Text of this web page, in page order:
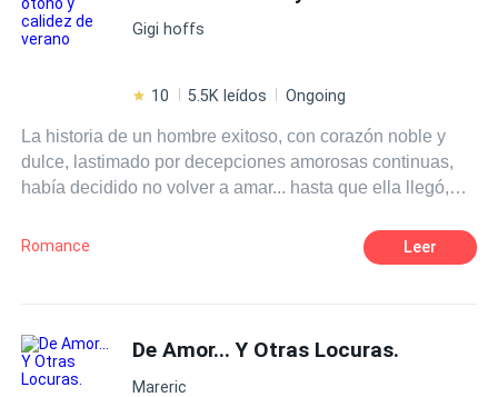
perseguirlo debido al hecho de que en la escuela era
conocido como el chico .~~~~~ Contiene las tres series
Matrimonio por Contrato
Gigi hoffs
10 5.5K leídos Ongoing
La historia de un hombre exitoso, con corazón noble y
dulce, lastimado por decepciones amorosas continuas,
había decidido no volver a amar... hasta que ella llegó,
nada parecido a lo que el había tenido en su vida, por lo
que no advirtió que tocará los límites de un amor jamás
nuevo?
Romance Leer
De Amor... Y Otras Locuras.
Mareric